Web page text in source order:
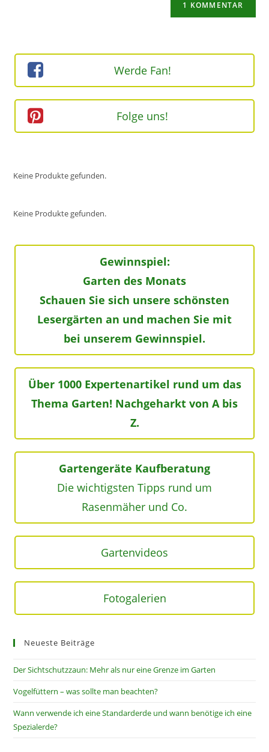
Werde Fan!
Folge uns!
Keine Produkte gefunden.
Keine Produkte gefunden.
Gewinnspiel:
Garten des Monats
Schauen Sie sich unsere schönsten
Lesergärten an und machen Sie mit
bei unserem Gewinnspiel.
Über 1000 Expertenartikel rund um das
Thema Garten! Nachgeharkt von A bis
Z.
Gartengeräte Kaufberatung
Die wichtigsten Tipps rund um
Rasenmäher und Co.
Gartenvideos
Fotogalerien
Neueste Beiträge
Der Sichtschutzzaun: Mehr als nur eine Grenze im Garten
Vogelfüttern – was sollte man beachten?
Wann verwende ich eine Standarderde und wann benötige ich eine
Spezialerde?